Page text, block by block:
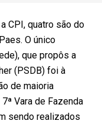
CPI, quatro são do
O único
que propôs a
(PSDB) foi à
de maioria
Vara de Fazenda
sendo realizados